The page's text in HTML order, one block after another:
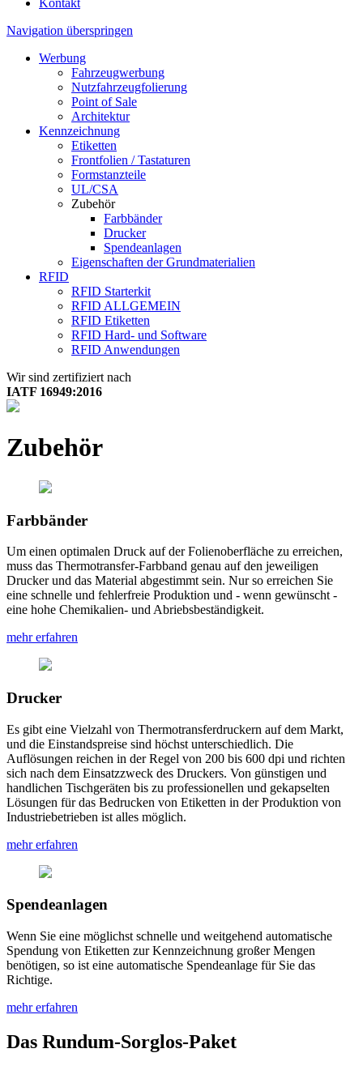
Kontakt
Navigation überspringen
Werbung
Fahrzeugwerbung
Nutzfahrzeugfolierung
Point of Sale
Architektur
Kennzeichnung
Etiketten
Frontfolien / Tastaturen
Formstanzteile
UL/CSA
Zubehör
Farbbänder
Drucker
Spendeanlagen
Eigenschaften der Grundmaterialien
RFID
RFID Starterkit
RFID ALLGEMEIN
RFID Etiketten
RFID Hard- und Software
RFID Anwendungen
Wir sind zertifiziert nach
IATF 16949:2016
Zubehör
Farbbänder
Um einen optimalen Druck auf der Folienoberfläche zu erreichen,
muss das Thermotransfer-Farbband genau auf den jeweiligen
Drucker und das Material abgestimmt sein. Nur so erreichen Sie
eine schnelle und fehlerfreie Produktion und - wenn gewünscht -
eine hohe Chemikalien- und Abriebsbeständigkeit.
mehr erfahren
Drucker
Es gibt eine Vielzahl von Thermotransferdruckern auf dem Markt,
und die Einstandspreise sind höchst unterschiedlich. Die
Auflösungen reichen in der Regel von 200 bis 600 dpi und richten
sich nach dem Einsatzzweck des Druckers. Von günstigen und
handlichen Tischgeräten bis zu professionellen und gekapselten
Lösungen für das Bedrucken von Etiketten in der Produktion von
Industriebetrieben ist alles möglich.
mehr erfahren
Spendeanlagen
Wenn Sie eine möglichst schnelle und weitgehend automatische
Spendung von Etiketten zur Kennzeichnung großer Mengen
benötigen, so ist eine automatische Spendeanlage für Sie das
Richtige.
mehr erfahren
Das Rundum-Sorglos-Paket